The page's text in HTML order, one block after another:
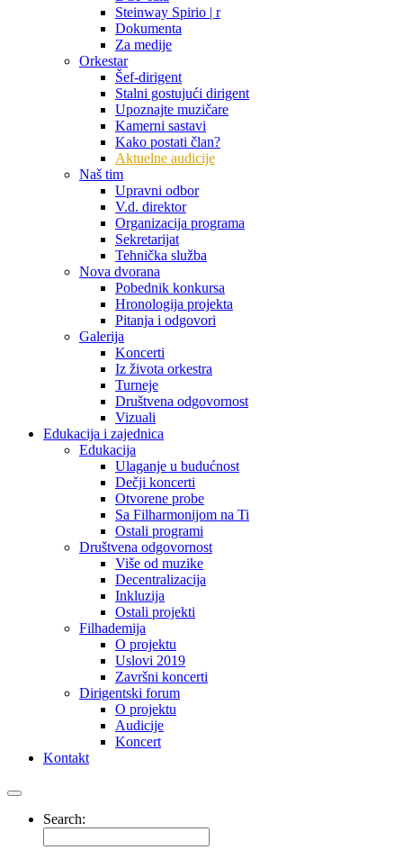
Steinway Spirio | r
Dokumenta
Za medije
Orkestar
Šef-dirigent
Stalni gostujući dirigent
Upoznajte muzičare
Kamerni sastavi
Kako postati član?
Aktuelne audicije
Naš tim
Upravni odbor
V.d. direktor
Organizacija programa
Sekretarijat
Tehnička služba
Nova dvorana
Pobednik konkursa
Hronologija projekta
Pitanja i odgovori
Galerija
Koncerti
Iz života orkestra
Turneje
Društvena odgovornost
Vizuali
Edukacija i zajednica
Edukacija
Ulaganje u budućnost
Dečji koncerti
Otvorene probe
Sa Filharmonijom na Ti
Ostali programi
Društvena odgovornost
Više od muzike
Decentralizacija
Inkluzija
Ostali projekti
Filhademija
O projektu
Uslovi 2019
Završni koncerti
Dirigentski forum
O projektu
Audicije
Koncert
Kontakt
Search: